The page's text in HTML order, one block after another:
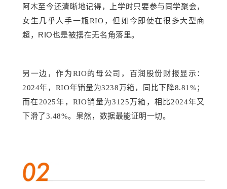
阿木至今还清晰地记得，上学时只要参与同学聚会，
女生几乎人手一瓶 RIO，但如今即使在很多大型商
超， RIO也是被摆在无名角落里。
另一边，作为RIO的母公司，百润股份财报显示：
2024年，RIO年销量为3238万箱，同比下降8.81%；
而在2025年，RIO销量为3125万箱，相比2024年又
下滑了3.48%。果然，数据最能证明一切。